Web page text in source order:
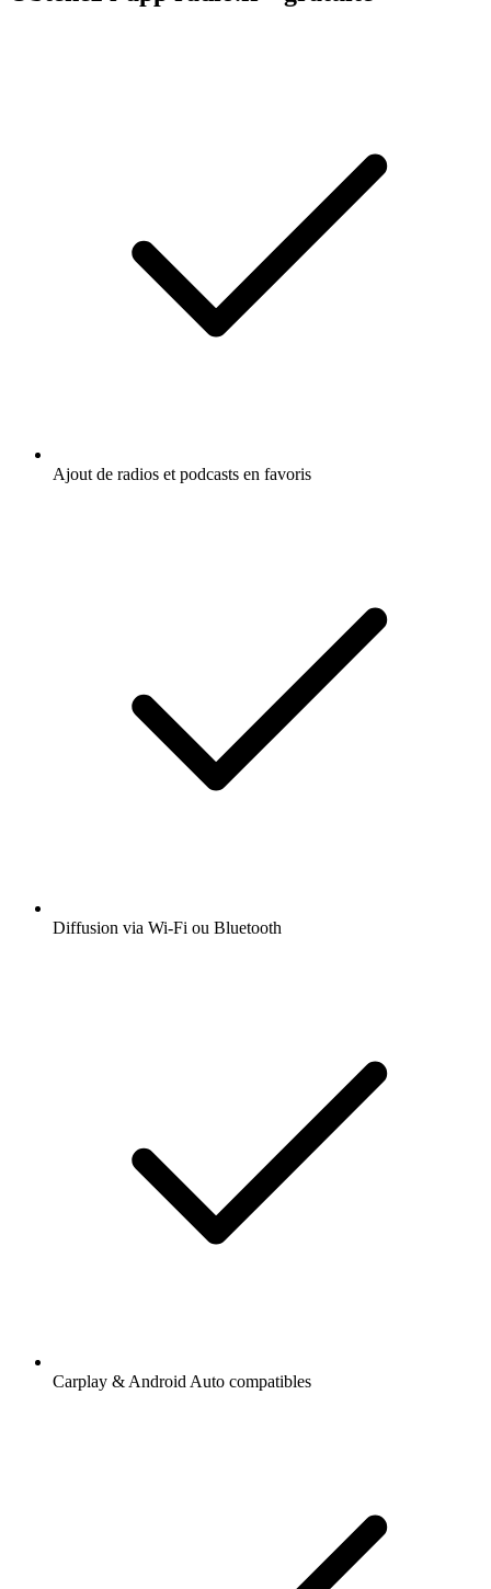
Ajout de radios et podcasts en favoris
Diffusion via Wi-Fi ou Bluetooth
Carplay & Android Auto compatibles